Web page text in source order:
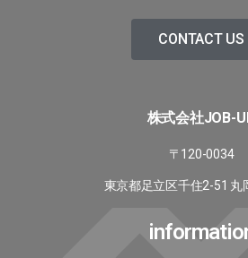
CONTACT US
株式会社JOB-
〒120-0034
東京都足立区千住2-51 丸